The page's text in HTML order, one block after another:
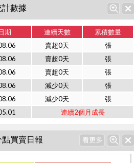
計數據
期 連續天數
累積數量
賣超0天
張
賣超0天
張
賣超0天
張
減少0天
張
減少0天
張
連續2個月成長
買賣日報